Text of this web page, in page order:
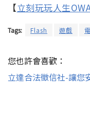
【立刻玩玩人生
Tags: Flash 遊戲
您也許會喜歡：
立達合法徵信社-讓您